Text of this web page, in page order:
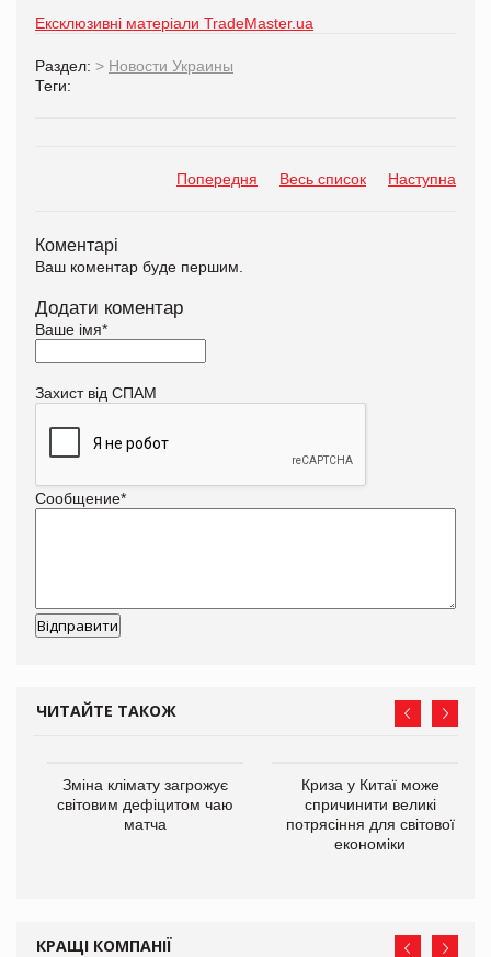
Ексклюзивні матеріали TradeMaster.ua
Раздел: > Новости Украины
Теги:
Попередня Весь список Наступна
Коментарі
Ваш коментар буде першим.
Додати коментар
Ваше імя*
Захист від СПАМ
Сообщение*
ЧИТАЙТЕ ТАКОЖ
Зміна клімату загрожує
світовим дефіцитом чаю
матча
Криза у Китаї може
спричинити великі
потрясіння для світової
економіки
КРАЩІ КОМПАНІЇ